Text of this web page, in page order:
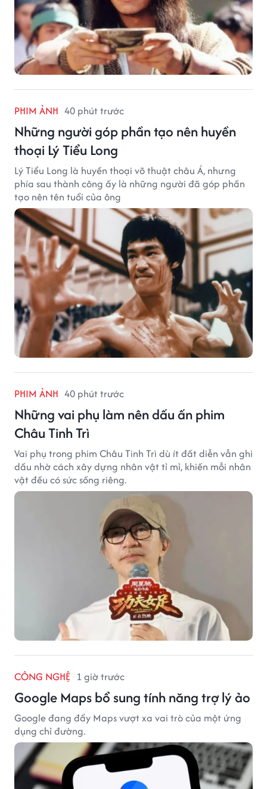
PHIM ẢNH 40 phút trước
Những người góp phần tạo nên huyền
thoại Lý Tiểu Long
Lý Tiểu Long là huyền thoại võ thuật châu Á, nhưng
phía sau thành công ấy là những người đã góp phần
tạo nên tên tuổi của ông
PHIM ẢNH 40 phút trước
Những vai phụ làm nên dấu ấn phim
Châu Tinh Trì
Vai phụ trong phim Châu Tinh Trì dù ít đất diễn vẫn ghi
dấu nhờ cách xây dựng nhân vật tỉ mỉ, khiến mỗi nhân
vật đều có sức sống riêng.
CÔNG NGHỆ 1 giờ trước
Google Maps bổ sung tính năng trợ lý ảo
Google đang đẩy Maps vượt xa vai trò của một ứng
dụng chỉ đường.